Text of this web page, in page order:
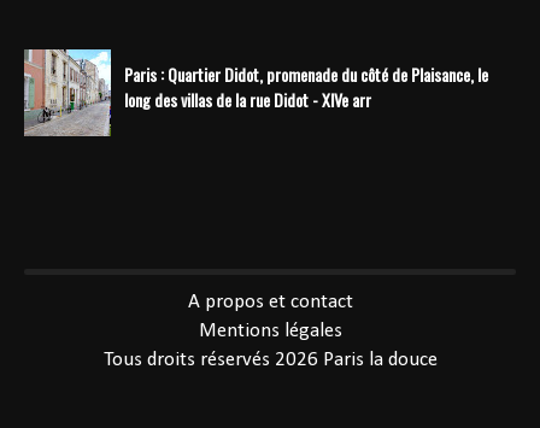
Paris : Quartier Didot, promenade du côté de Plaisance, le
long des villas de la rue Didot - XIVe arr
A propos et contact
Mentions légales
Tous droits réservés 2026 Paris la douce